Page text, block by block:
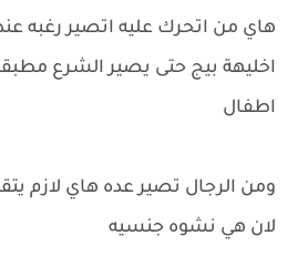
هاي من اتحرك عليه اتصير رغبه
اخليهة بيج حتى يصير الشرع
اطفال
ومن الرجال تصير عده هاي لازم
لان هي نشوه جنسيه